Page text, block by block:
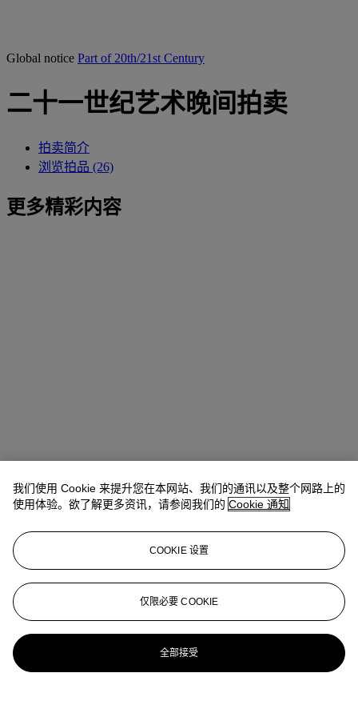
Global notice Part of 20th/21st Century
二十一世纪艺术晚间拍卖
拍卖简介
浏览拍品 (26)
更多精彩内容
我们使用 Cookie 来提升您在本网站、我们的通讯以及整个网路上的
使用体验。欲了解更多资讯，请参阅我们的 Cookie 通知
COOKIE 设置
仅限必要 COOKIE
全部接受